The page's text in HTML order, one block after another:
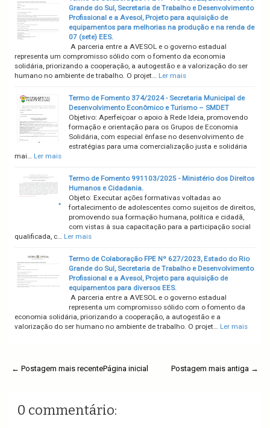
Grande do Sul, Secretaria de Trabalho e Desenvolvimento
Profissional e a Avesol, Projeto para aquisição de
equipamentos para melhorias na produção e na renda de
07 (sete) EES.
A parceria entre a AVESOL e o governo estadual
representa um compromisso sólido com o fomento da economia
solidária, priorizando a cooperação, a autogestão e a valorização do ser
humano no ambiente de trabalho. O projet… Ler mais
Termo de Fomento 374/2024 - Secretaria Municipal de
Desenvolvimento Econômico e Turismo – SMDET
Objetivo: Aperfeiçoar o apoio à Rede Ideia, promovendo
formação e orientação para os Grupos de Economia
Solidária, com especial ênfase no desenvolvimento de
estratégias para uma comercialização justa e solidária
mai… Ler mais
Termo de Fomento 991103/2025 - Ministério dos Direitos
Humanos e Cidadania.
Objeto: Executar ações formativas voltadas ao
fortalecimento de adolescentes como sujeitos de direitos,
promovendo sua formação humana, política e cidadã,
com vistas à sua capacitação para a participação social
qualificada, c… Ler mais
Termo de Colaboração FPE Nº 627/2023, Estado do Rio
Grande do Sul, Secretaria de Trabalho e Desenvolvimento
Profissional e a Avesol, Projeto para aquisição de
equipamentos para diversos EES.
A parceria entre a AVESOL e o governo estadual
representa um compromisso sólido com o fomento da
economia solidária, priorizando a cooperação, a autogestão e a
valorização do ser humano no ambiente de trabalho. O projet… Ler mais
← Postagem mais recente Postagem mais antiga →
Página inicial
0 commentário: